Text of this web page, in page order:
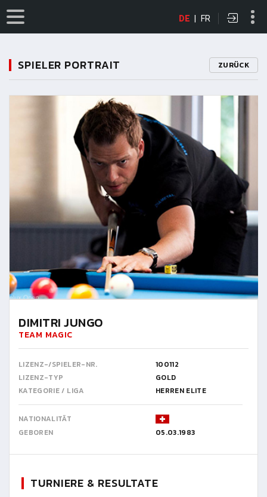
DE | FR
SPIELER PORTRAIT ZURÜCK
DIMITRI JUNGO
TEAM MAGIC
LIZENZ-/SPIELER-NR.
100112
LIZENZ-TYP
GOLD
KATEGORIE / LIGA
HERREN ELITE
NATIONALITÄT
GEBOREN
05.03.1983
TURNIERE & RESULTATE